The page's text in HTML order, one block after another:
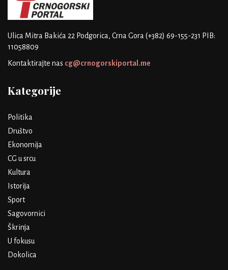
Ulica Mitra Bakića 22 Podgorica, Crna Gora (+382) 69-155-231 PIB:
11058809
Kontaktirajte nas cg@crnogorskiportal.me
Kategorije
Politika
Društvo
Ekonomija
CG u srcu
Kultura
Istorija
Sport
Sagovornici
Škrinja
U fokusu
Dokolica